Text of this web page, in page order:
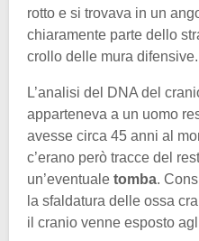
rotto e si trovava in un
chiaramente parte dello
crollo delle mura difensive.
L’analisi del DNA del
apparteneva a un uomo
avesse circa 45 anni al
c’erano però tracce del
un’eventuale tomba.
la sfaldatura delle ossa
il cranio venne esposto